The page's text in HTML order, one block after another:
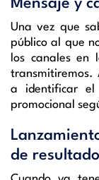
Mensaje y
Una vez que
público al que
los canales en
transmitiremos.
a identificar el
promocional
de